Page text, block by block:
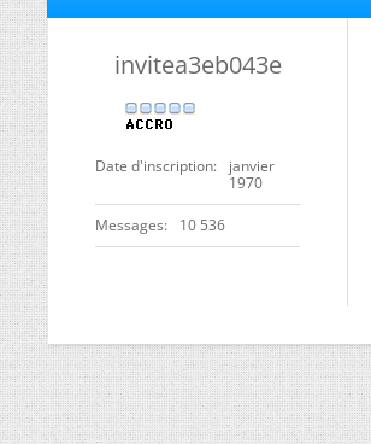
invitea3eb043e
Date d'inscription
janvier
1970
Messages 10 536